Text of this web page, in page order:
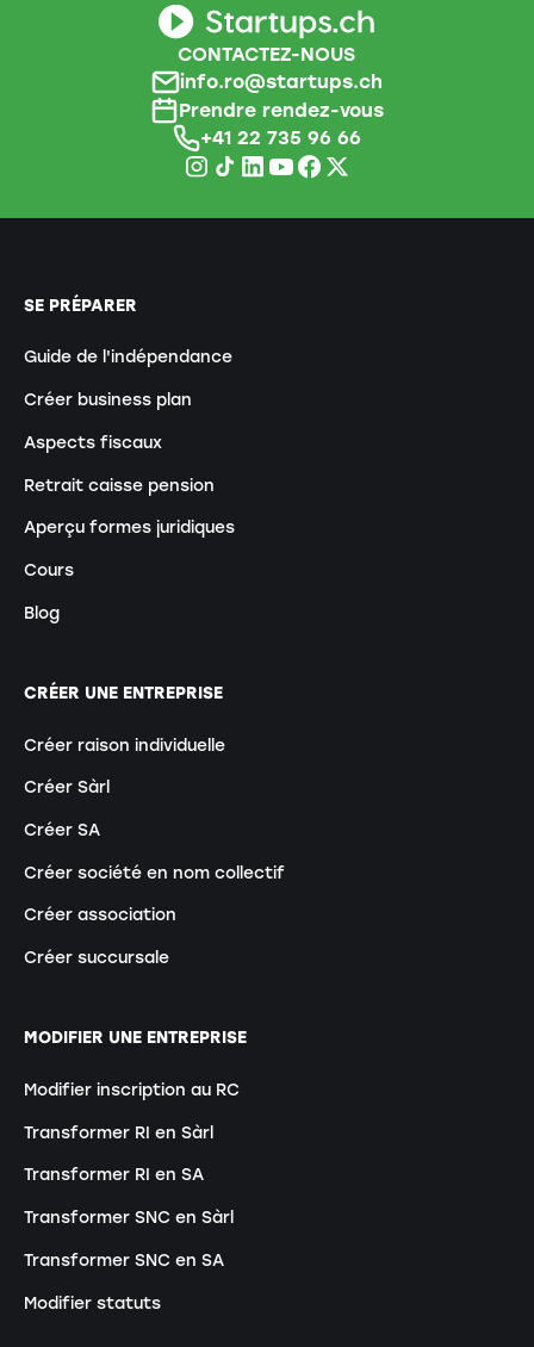
CONTACTEZ-NOUS
info.ro@startups.ch
Prendre rendez-vous
+41 22 735 96 66
SE PRÉPARER
Guide de l'indépendance
Créer business plan
Aspects fiscaux
Retrait caisse pension
Aperçu formes juridiques
Cours
Blog
CRÉER UNE ENTREPRISE
Créer raison individuelle
Créer Sàrl
Créer SA
Créer société en nom collectif
Créer association
Créer succursale
MODIFIER UNE ENTREPRISE
Modifier inscription au RC
Transformer RI en Sàrl
Transformer RI en SA
Transformer SNC en Sàrl
Transformer SNC en SA
Modifier statuts